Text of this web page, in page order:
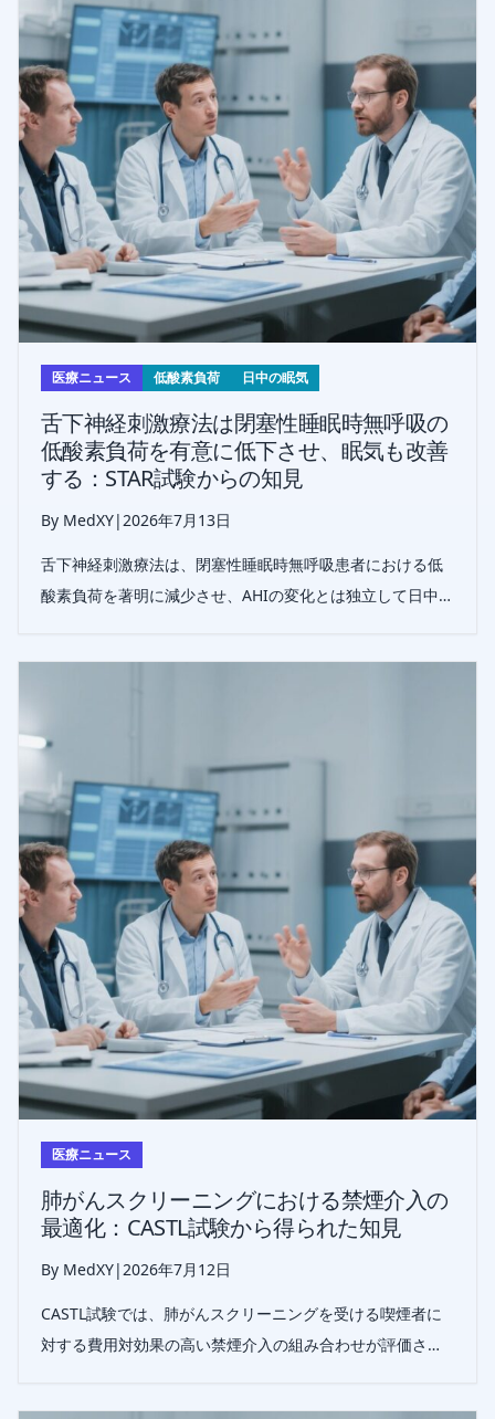
医療ニュース 低酸素負荷 日中の眠気
舌下神経刺激療法は閉塞性睡眠時無呼吸の
低酸素負荷を有意に低下させ、眠気も改善
する：STAR試験からの知見
By MedXY|2026年7月13日
舌下神経刺激療法は、閉塞性睡眠時無呼吸患者における低
酸素負荷を著明に減少させ、AHIの変化とは独立して日中の
完的に評価する指標となり得ることを示唆する。
医療ニュース
肺がんスクリーニングにおける禁煙介入の
最適化：CASTL試験から得られた知見
By MedXY|2026年7月12日
CASTL試験では、肺がんスクリーニングを受ける喫煙者に
対する費用対効果の高い禁煙介入の組み合わせが評価さ
併用が最も費用効率に優れる戦略として示された。